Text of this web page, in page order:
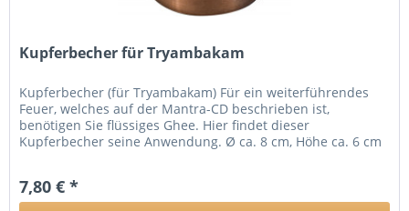
Kupferbecher für Tryambakam
Kupferbecher (für Tryambakam) Für ein weiterführendes
Feuer, welches auf der Mantra-CD beschrieben ist,
benötigen Sie flüssiges Ghee. Hier findet dieser
Kupferbecher seine Anwendung. Ø ca. 8 cm, Höhe ca. 6 cm
7,80 € *